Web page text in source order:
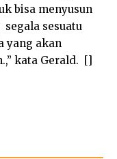
bisa menyusun
sesuatu
yang akan
kata Gerald. []